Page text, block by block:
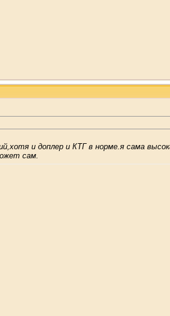
и доплер и КТГ в норме.я сама
сам.